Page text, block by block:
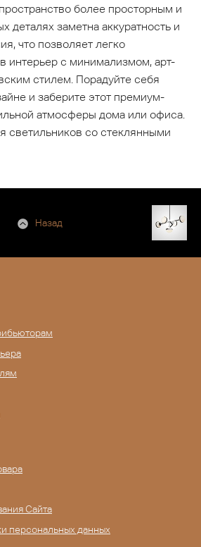
более просторным и
деталях заметна аккуратность и
что позволяет легко
интерьер с минимализмом, арт-
стилем. Порадуйте себя
и заберите этот премиум-
атмосферы дома или офиса.
светильников со стеклянными
Назад
Сайта
персональных данных